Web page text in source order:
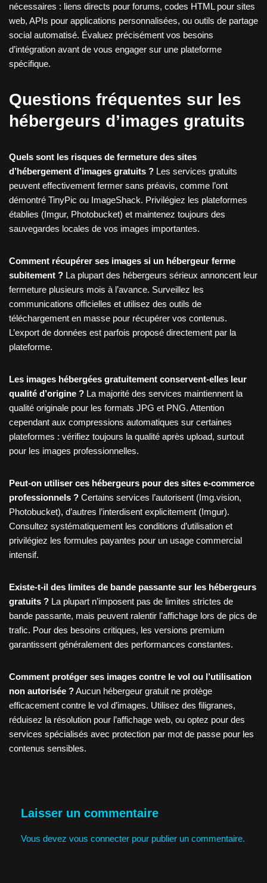
nécessaires : liens directs pour forums, codes HTML pour sites
web, APIs pour applications personnalisées, ou outils de partage
social automatisé. Évaluez précisément vos besoins
d’intégration avant de vous engager sur une plateforme
spécifique.
Questions fréquentes sur les
hébergeurs d’images gratuits
Quels sont les risques de fermeture des sites
d’hébergement d’images gratuits ? Les services gratuits
peuvent effectivement fermer sans préavis, comme l’ont
démontré TinyPic ou ImageShack. Privilégiez les plateformes
établies (Imgur, Photobucket) et maintenez toujours des
sauvegardes locales de vos images importantes.
Comment récupérer ses images si un hébergeur ferme
subitement ? La plupart des hébergeurs sérieux annoncent leur
fermeture plusieurs mois à l’avance. Surveillez les
communications officielles et utilisez des outils de
téléchargement en masse pour récupérer vos contenus.
L’export de données est parfois proposé directement par la
plateforme.
Les images hébergées gratuitement conservent-elles leur
qualité d’origine ? La majorité des services maintiennent la
qualité originale pour les formats JPG et PNG. Attention
cependant aux compressions automatiques sur certaines
plateformes : vérifiez toujours la qualité après upload, surtout
pour les images professionnelles.
Peut-on utiliser ces hébergeurs pour des sites e-commerce
professionnels ? Certains services l’autorisent (Img.vision,
Photobucket), d’autres l’interdisent explicitement (Imgur).
Consultez systématiquement les conditions d’utilisation et
privilégiez les formules payantes pour un usage commercial
intensif.
Existe-t-il des limites de bande passante sur les hébergeurs
gratuits ? La plupart n’imposent pas de limites strictes de
bande passante, mais peuvent ralentir l’affichage lors de pics de
trafic. Pour des besoins critiques, les versions premium
garantissent généralement des performances constantes.
Comment protéger ses images contre le vol ou l’utilisation
non autorisée ?Aucun hébergeur gratuit ne protège
efficacement contre le vol d’images. Utilisez des filigranes,
réduisez la résolution pour l’affichage web, ou optez pour des
services spécialisés avec protection par mot de passe pour les
contenus sensibles.
Laisser un commentaire
Vous devez vous connecter pour publier un commentaire.